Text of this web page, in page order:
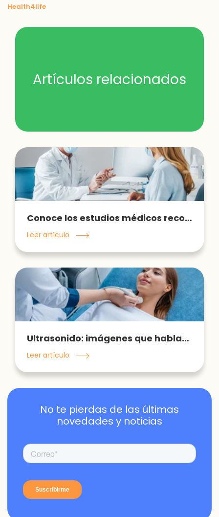
Health4life
Artículos relacionados
Conoce los estudios médicos recomendados de acuerdo a tu edad y perfil
Leer artículo
Ultrasonido: imágenes que hablan de nuestro cuerpo
Leer artículo
No te pierdas de las últimas
novedades y noticias